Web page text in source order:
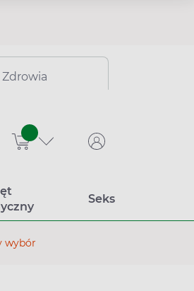
sztuk
Seks
wybór